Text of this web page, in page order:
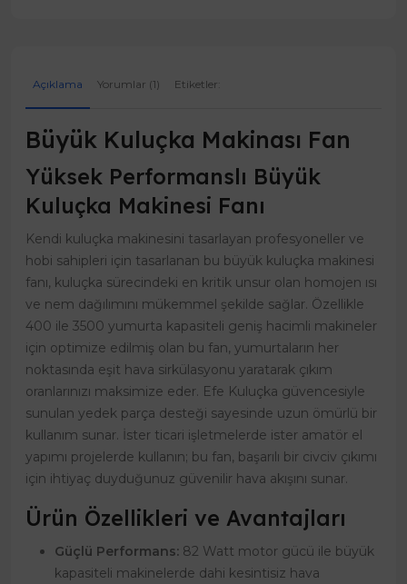
Açıklama Yorumlar (1) Etiketler:
Büyük Kuluçka Makinası Fan
Yüksek Performanslı Büyük
Kuluçka Makinesi Fanı
Kendi kuluçka makinesini tasarlayan profesyoneller ve
hobi sahipleri için tasarlanan bu büyük kuluçka makinesi
fanı, kuluçka sürecindeki en kritik unsur olan homojen ısı
ve nem dağılımını mükemmel şekilde sağlar. Özellikle
400 ile 3500 yumurta kapasiteli geniş hacimli makineler
için optimize edilmiş olan bu fan, yumurtaların her
noktasında eşit hava sirkülasyonu yaratarak çıkım
oranlarınızı maksimize eder. Efe Kuluçka güvencesiyle
sunulan yedek parça desteği sayesinde uzun ömürlü bir
kullanım sunar. İster ticari işletmelerde ister amatör el
yapımı projelerde kullanın; bu fan, başarılı bir civciv çıkımı
için ihtiyaç duyduğunuz güvenilir hava akışını sunar.
Ürün Özellikleri ve Avantajları
Güçlü Performans: 82 Watt motor gücü ile büyük
kapasiteli makinelerde dahi kesintisiz hava